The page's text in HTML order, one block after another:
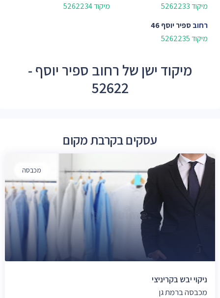
מיקוד 5262233
מיקוד 5262234
רחובספיר יוסף 46
מיקוד 5262235
מיקוד ישן של רחוב ספיר יוסף -
52622
עסקים בקרבת מקום
מכבסה
ניקוי יבש בקריניצי
מכבסה ברמת גן